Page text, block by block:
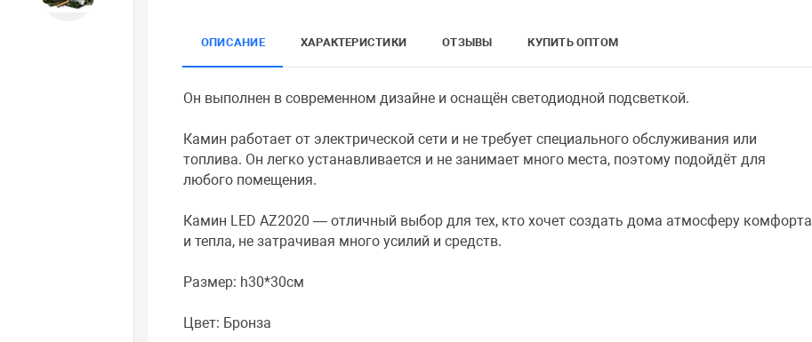
ОПИСАНИЕ ХАРАКТЕРИСТИКИ ОТЗЫВЫ КУПИТЬ ОПТОМ
Он выполнен в современном дизайне и оснащён светодиодной подсветкой.
Камин работает от электрической сети и не требует специального обслуживания или
топлива. Он легко устанавливается и не занимает много места, поэтому подойдёт для
любого помещения.
Камин LED AZ2020 — отличный выбор для тех, кто хочет создать дома атмосферу комфорта
и тепла, не затрачивая много усилий и средств.
Размер: h30*30см
Цвет: Бронза